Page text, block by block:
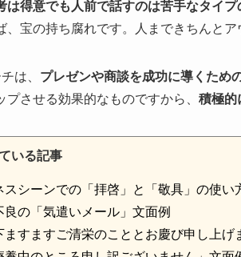
は得意でも人前で話すのは苦手なタイプ
、宝の持ち腐れです。人まできちんとア
は、 プレゼンや商談を成功に導くため
プさせる効果的なものですから、 積極的
いる記事
スシーンでの「拝啓」と「敬具」の使い
良の「気遣いメール」文面例
ますますご清栄のこととお慶び申し上げ